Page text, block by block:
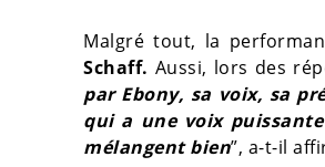
Malgré tout, la
Schaff. Aussi, lors des
par Ebony, sa voix, sa
qui a une voix
mélangent bien”, a-t-il